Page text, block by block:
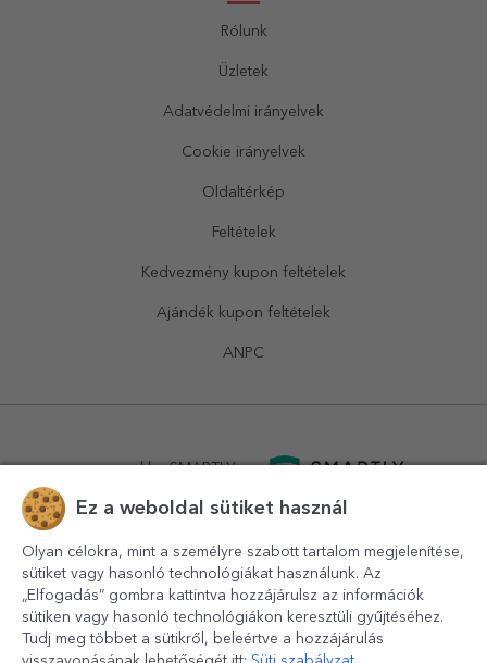
Rólunk
Üzletek
Adatvédelmi irányelvek
Cookie irányelvek
Oldaltérkép
Feltételek
Kedvezmény kupon feltételek
Ajándék kupon feltételek
ANPC
powered bySMARTLY.ro
Ez a weboldal sütiket használ
Olyan célokra, mint a személyre szabott tartalom megjelenítése,
sütiket vagy hasonló technológiákat használunk. Az
„Elfogadás” gombra kattintva hozzájárulsz az információk
sütiken vagy hasonló technológiákon keresztüli gyűjtéséhez.
Tudj meg többet a sütikről, beleértve a hozzájárulás